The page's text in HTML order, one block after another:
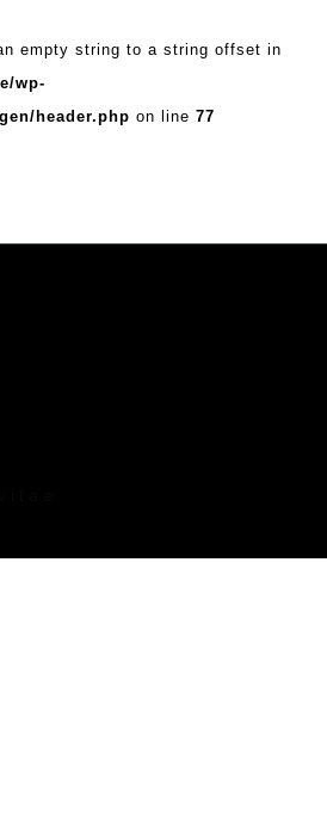
empty string to a string offset in
wp-
header.php on line 77